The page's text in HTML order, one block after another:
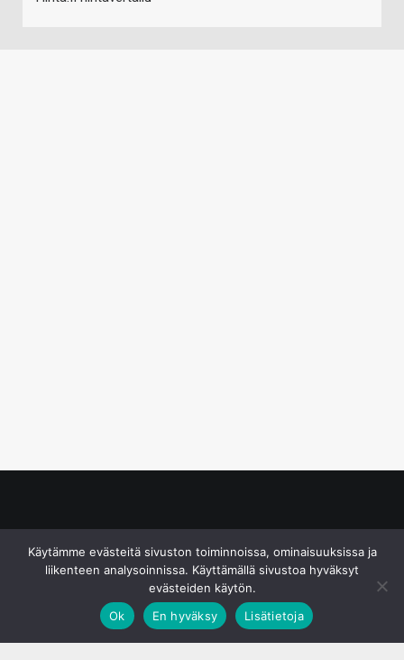
Käytämme evästeitä sivuston toiminnoissa, ominaisuuksissa ja
liikenteen analysoinnissa. Käyttämällä sivustoa hyväksyt
evästeiden käytön.
Ok
En hyväksy Lisätietoja